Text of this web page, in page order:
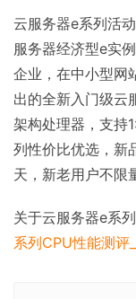
云服务器e系列活动
服务器经济型e实
企业，在中小型网
出的全新入门级云
架构处理器，支持
列性价比优选，新
天，新老用户不限
关于云服务器e系
系列CPU性能测评